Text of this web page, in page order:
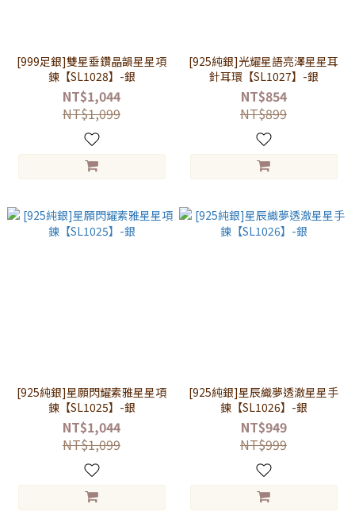
[999足銀]雙星垂鑽晶韻星星項
鍊【SL1028】-銀
NT$1,044
NT$1,099
[925純銀]光耀星語亮澤星星耳
針耳環【SL1027】-銀
NT$854
NT$899
[925純銀]星願閃耀素雅星星項
鍊【SL1025】-銀
NT$1,044
NT$1,099
[925純銀]星辰織夢透澈星星手
鍊【SL1026】-銀
NT$949
NT$999